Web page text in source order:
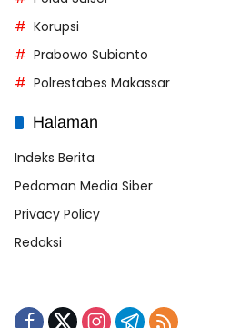
Korupsi
Prabowo Subianto
Polrestabes Makassar
Halaman
Indeks Berita
Pedoman Media Siber
Privacy Policy
Redaksi